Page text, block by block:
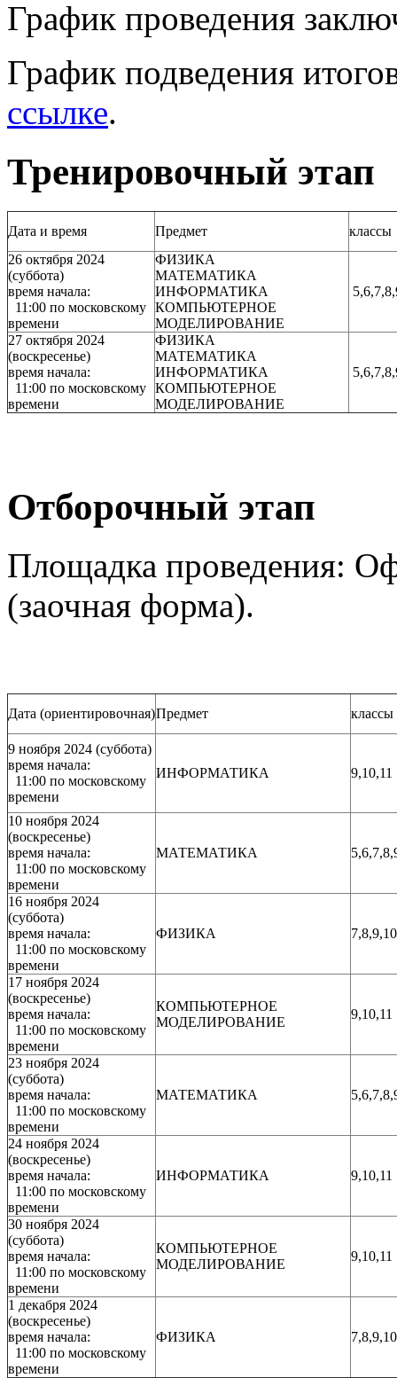
График проведения
График подведения
ссылке.
Тренировочный этап
Дата и время Предмет
классы
26 октября 2024
(суббота)
время начала:
11:00 по московскому
времени
ФИЗИКА
МАТЕМАТИКА
ИНФОРМАТИКА
КОМПЬЮТЕРНОЕ
МОДЕЛИРОВАНИЕ
27 октября 2024
(воскресенье)
время начала:
11:00 по московскому
времени
ФИЗИКА
МАТЕМАТИКА
ИНФОРМАТИКА
КОМПЬЮТЕРНОЕ
МОДЕЛИРОВАНИЕ
Отборочный этап
Площадка проведения:
(заочная форма).
Дата (ориентировочная)Предмет классы
9 ноября 2024 (суббота)
время начала:
11:00 по московскому
времени
ИНФОРМАТИКА 9,10,11
10 ноября 2024
(воскресенье)
время начала:
11:00 по московскому
времени
МАТЕМАТИКА
16 ноября 2024
(суббота)
время начала:
11:00 по московскому
времени
ФИЗИКА
17 ноября 2024
(воскресенье)
время начала:
11:00 по московскому
времени
КОМПЬЮТЕРНОЕ
МОДЕЛИРОВАНИЕ
9,10,11
23 ноября 2024
(суббота)
время начала:
11:00 по московскому
времени
МАТЕМАТИКА
24 ноября 2024
(воскресенье)
время начала:
11:00 по московскому
времени
ИНФОРМАТИКА 9,10,11
30 ноября 2024
(суббота)
время начала:
11:00 по московскому
времени
КОМПЬЮТЕРНОЕ
МОДЕЛИРОВАНИЕ
9,10,11
1 декабря 2024
(воскресенье)
время начала:
11:00 по московскому
времени
ФИЗИКА